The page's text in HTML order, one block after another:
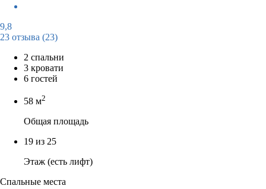
9,8
23 отзыва (23)
2 спальни
3 кровати
6 гостей
58 м2
Общая площадь
19 из 25
Этаж (есть лифт)
Спальные места